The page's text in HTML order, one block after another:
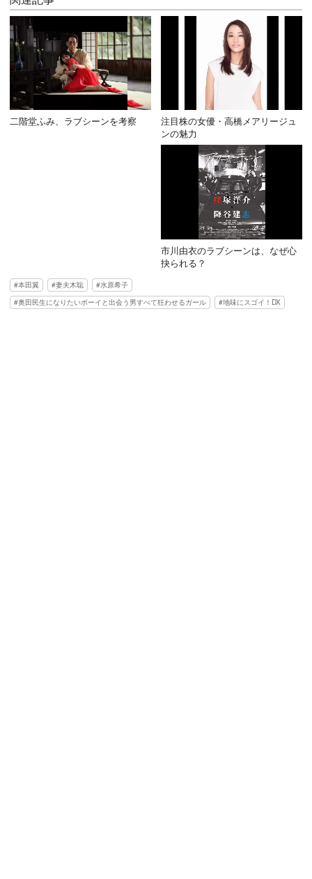
二階堂ふみ、ラブシーンを考察
注目株の女優・高橋メアリージュ
ンの魅力
市川由衣のラブシーンは、なぜ心
抉られる？
本田翼 妻夫木聡
水原希子
奥田民生になりたいボーイと出会う男すべて狂わせるガール
‎地味にスゴイ！DX